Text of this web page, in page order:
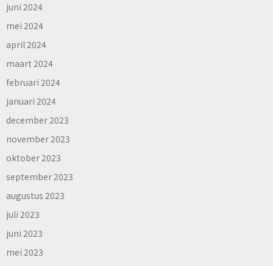
juni 2024
mei 2024
april 2024
maart 2024
februari 2024
januari 2024
december 2023
november 2023
oktober 2023
september 2023
augustus 2023
juli 2023
juni 2023
mei 2023